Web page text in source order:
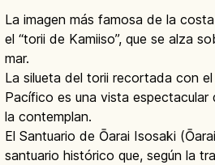
La imagen más famosa de la
el “torii de Kamiiso”, que se alza
mar.
La silueta del torii recortada con
Pacífico es una vista espectacular
la contemplan.
El Santuario de Ōarai Isosaki
santuario histórico que, según la